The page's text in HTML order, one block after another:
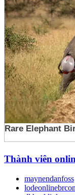
Thành viên
maynendanfoss